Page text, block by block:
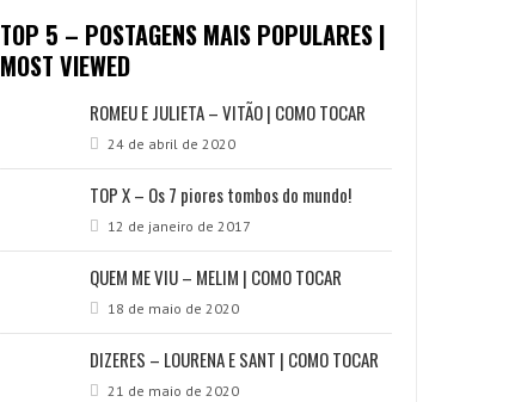
TOP 5 – POSTAGENS MAIS POPULARES |
MOST VIEWED
ROMEU E JULIETA – VITÃO | COMO TOCAR
24 de abril de 2020
TOP X – Os 7 piores tombos do mundo!
12 de janeiro de 2017
QUEM ME VIU – MELIM | COMO TOCAR
18 de maio de 2020
DIZERES – LOURENA E SANT | COMO TOCAR
21 de maio de 2020